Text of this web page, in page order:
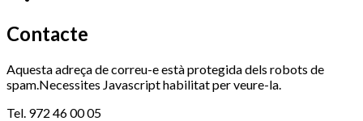
Contacte
Aquesta adreça de correu-e està protegida dels robots de
spam.Necessites Javascript habilitat per veure-la.
Tel. 972 46 00 05